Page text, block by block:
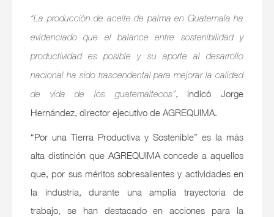
“La producción de aceite de palma en Guatemala ha
evidenciado que el balance entre sostenibilidad y
productividad es posible y su aporte al desarrollo
nacional ha sido trascendental para mejorar la calidad
de vida de los guatemaltecos”, indicó Jorge
Hernández, director ejecutivo de AGREQUIMA.
“Por una Tierra Productiva y Sostenible” es la más
alta distinción que AGREQUIMA concede a aquellos
que, por sus méritos sobresalientes y actividades en
la industria, durante una amplia trayectoria de
trabajo, se han destacado en acciones para la